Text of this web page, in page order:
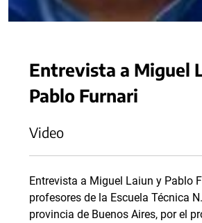
Entrevista a Miguel
Pablo Furnari
Video
Entrevista a Miguel Laiun y Pablo
profesores de la Escuela Técnica
provincia de Buenos Aires, por el